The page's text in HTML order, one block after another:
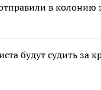
в
будут судить